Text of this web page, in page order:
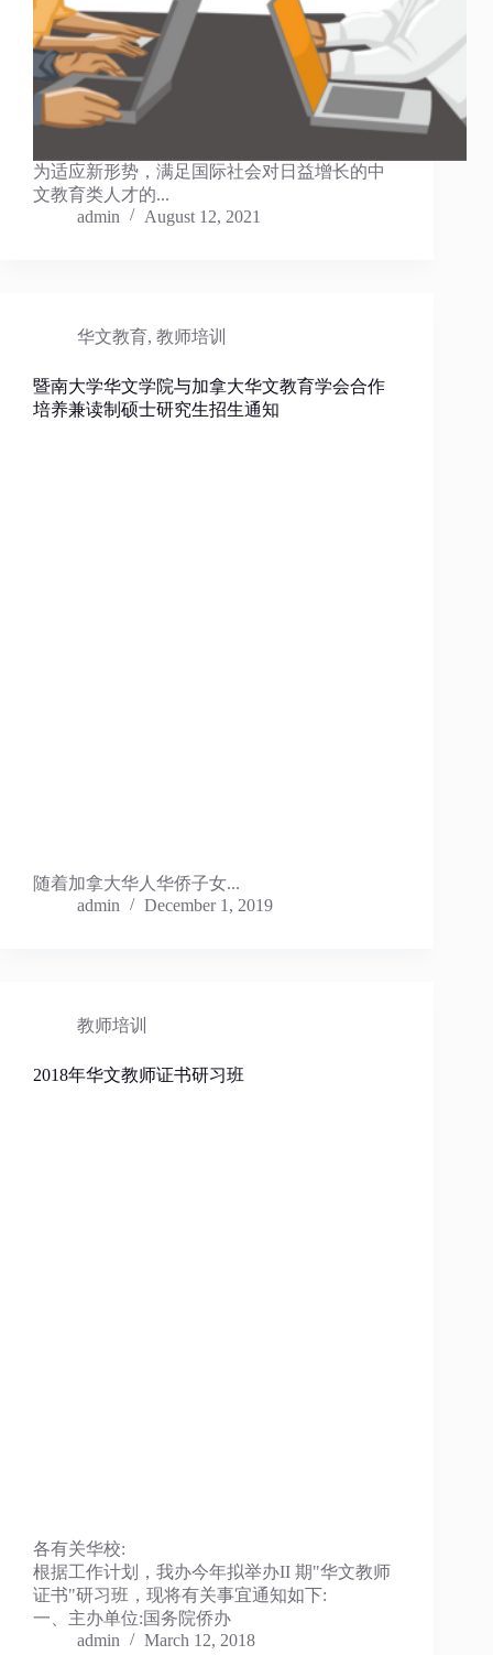
为适应新形势，满足国际社会对日益增长的中
文教育类人才的...
admin
August 12, 2021
华文教育, 教师培训
暨南大学华文学院与加拿大华文教育学会合作
培养兼读制硕士研究生招生通知
随着加拿大华人华侨子女...
admin
December 1, 2019
教师培训
2018年华文教师证书研习班
各有关华校:
根据工作计划，我办今年拟举办II 期"华文教师
证书"研习班，现将有关事宜通知如下:
一、主办单位:国务院侨办
admin
March 12, 2018